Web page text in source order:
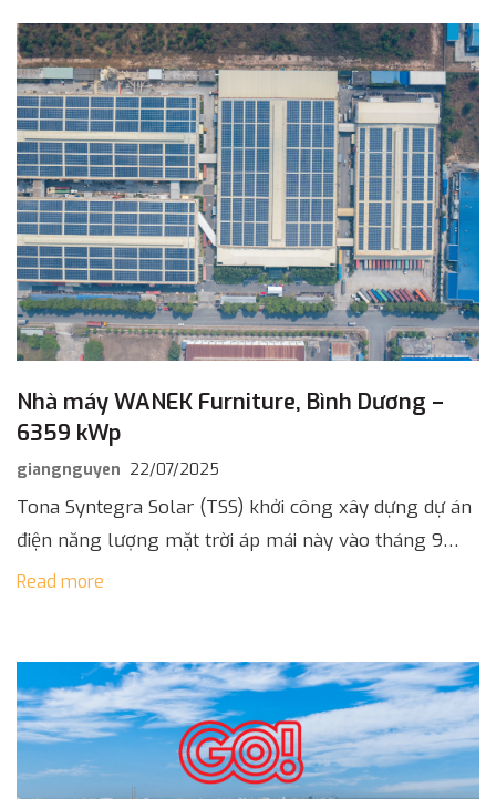
Nhà máy WANEK Furniture, Bình Dương –
6359 kWp
giangnguyen 22/07/2025
Tona Syntegra Solar (TSS) khởi công xây dựng dự án
điện năng lượng mặt trời áp mái này vào tháng 9
năm 2020. Đến tháng 2 năm 2021, dự án […]
Read more